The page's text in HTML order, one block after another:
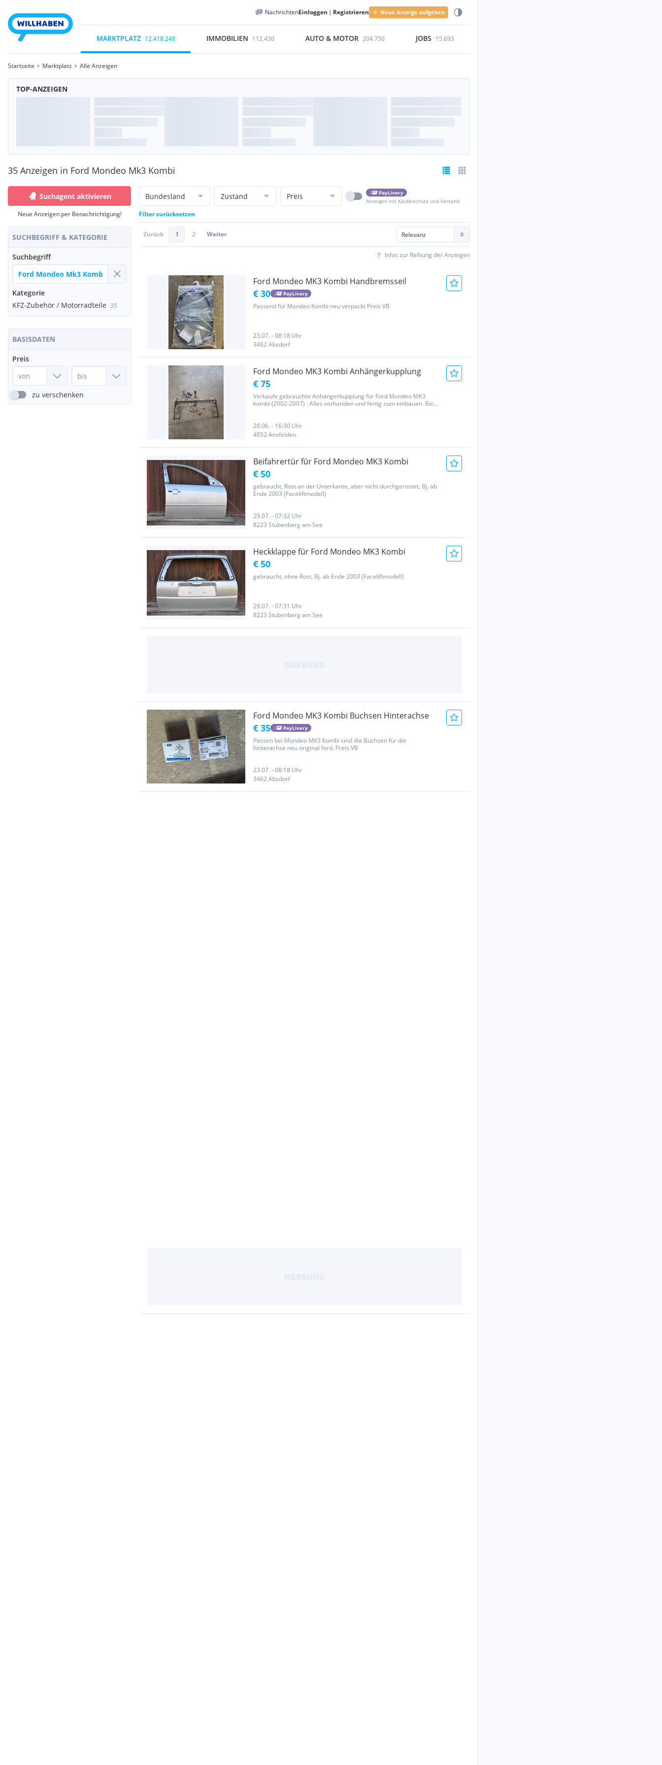
NachrichtenEinloggen | Registrieren Neue Anzeige aufgeben
MARKTPLATZ 12.418.248 IMMOBILIEN 112.430 AUTO & MOTOR 204.750 JOBS 15.693
Startseite Marktplatz Alle Anzeigen
TOP-ANZEIGEN
35 Anzeigen in Ford Mondeo Mk3 Kombi
Suchagent aktivieren
Neue Anzeigen per Benachrichtigung!
SUCHBEGRIFF & KATEGORIE
Suchbegriff
Kategorie
KFZ-Zubehör / Motorradteile 35
BASISDATEN
Preis
zu verschenken
Bundesland Zustand Preis
PayLivery
Anzeigen mit Käuferschutz und Versand
Filter zurücksetzen
Zurück 1 2 Weiter
Infos zur Reihung der Anzeigen
Ford Mondeo MK3 Kombi Handbremsseil
€ 30 PayLivery
Passend für Mondeo Kombi neu verpackt Preis VB
23.07. - 08:18 Uhr
3462 Absdorf
Ford Mondeo MK3 Kombi Anhängerkupplung
€ 75
Verkaufe gebrauchte Anhängerkupplung für Ford Mondeo MK3
kombi (2002-2007) . Alles vorhanden und fertig zum einbauen. Bei
28.06. - 16:30 Uhr
4052 Ansfelden
Beifahrertür für Ford Mondeo MK3 Kombi
€ 50
gebraucht, Rost an der Unterkante, aber nicht durchgerostet, Bj. ab
Ende 2003 (Faceliftmodell)
29.07. - 07:32 Uhr
8223 Stubenberg am See
Heckklappe für Ford Mondeo MK3 Kombi
€ 50
gebraucht, ohne Rost, Bj. ab Ende 2003 (Faceliftmodell)
29.07. - 07:31 Uhr
8223 Stubenberg am See
Ford Mondeo MK3 Kombi Buchsen Hinterachse
€ 35 PayLivery
Passen bei Mondeo MK3 Kombi sind die Buchsen für die
hinterachse neu original ford. Preis VB
23.07. - 08:18 Uhr
3462 Absdorf